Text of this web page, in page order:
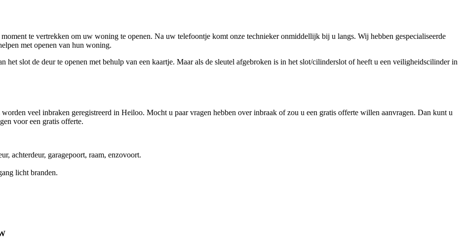
te vertrekken om uw woning te openen. Na uw telefoontje komt onze technieker onmiddellijk bij u langs. Wij hebben gespecialiseerde
met openen van hun woning.
het slot de deur te openen met behulp van een kaartje. Maar als de sleutel afgebroken is in het slot/cilinderslot of heeft u een veiligheidscilinder in
veel inbraken geregistreerd in Heiloo. Mocht u paar vragen hebben over inbraak of zou u een gratis offerte willen aanvragen. Dan kunt u
voor een gratis offerte.
achterdeur, garagepoort, raam, enzovoort.
licht branden.